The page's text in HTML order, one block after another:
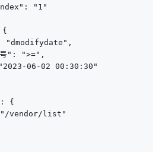
"1"
"dmodifydate",
": ">=",
06-02 00:30:30"
{
vendor/list"